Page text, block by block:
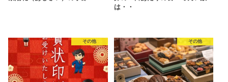
は・・
その他 その他